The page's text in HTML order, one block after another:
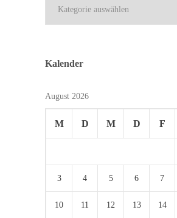
Kalender
August 2026
M D M D F
3 4 5 6 7
10 11 12 13 14